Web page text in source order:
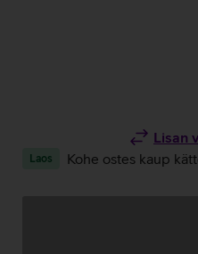
Lisan
Laos Kohe ostes kaup